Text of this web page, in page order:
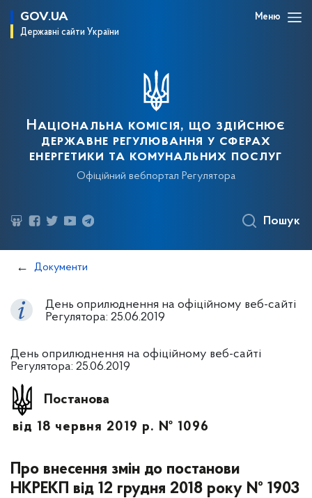
GOV.UA
Державні сайти України
Меню
Національна комісія, що здійснює
державне регулювання у сферах
енергетики та комунальних послуг
Офіційний вебпортал Регулятора
Пошук
Документи
День оприлюднення на офіційному веб-сайті
Регулятора: 25.06.2019
День оприлюднення на офіційному веб-сайті
Регулятора: 25.06.2019
Постанова
від 18 червня 2019 р. № 1096
Про внесення змін до постанови
НКРЕКП від 12 грудня 2018 року № 1903